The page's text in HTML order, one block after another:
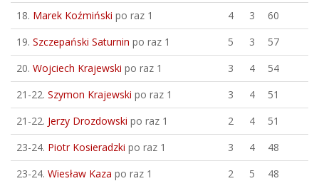
18. Marek Koźmiński po raz 1 4 3
60
19. Szczepański Saturnin po raz 1 5 3
57
20. Wojciech Krajewski po raz 1 3 4
54
21-22. Szymon Krajewski po raz 1 3 4
51
21-22. Jerzy Drozdowski po raz 1 2 4
51
23-24. Piotr Kosieradzki po raz 1 3 4
48
23-24. Wiesław Kaza po raz 1 2 5
48